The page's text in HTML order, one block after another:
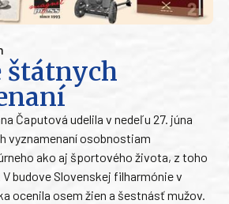
štátnych
Čaputová udelila v nedeľu 27. júna
vyznamenaní osobnostiam
ako aj športového života, z toho
budove Slovenskej filharmónie v
ocenila osem žien a šestnásť mužov.